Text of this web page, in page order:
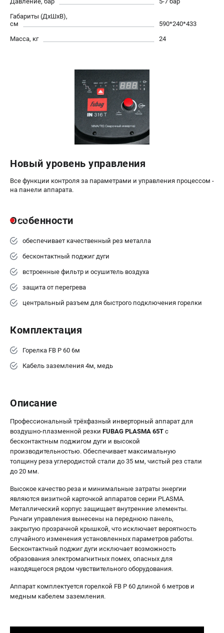
+7 (812) 317-60-57
проспект Александровской Фермы, 29АЛ
8 (812) 317-60-57
Режим работы колл-центра:
пн-пт - с 9:00 до 18:00
сб - с 10:00 до 16:00
вс - выходной
ЗАКАЗ ЗАПЧАСТЕЙ
+7 (8112) 59-10-67
zakaz@fubagtorg.ru
Габариты (ДхШхВ),
см
590*240*433
Масса, кг
24
Новый уровень управления
Все функции контроля за параметрами и управления процессом -
на панели аппарата.
Особенности
обеспечивает качественный рез металла
бесконтактный поджиг дуги
встроенные фильтр и осушитель воздуха
защита от перегрева
центральный разъем для быстрого подключения горелки
Комплектация
Горелка FB P 60 6м
Кабель заземления 4м, медь
Описание
Профессиональный трёхфазный инверторный аппарат для
воздушно-плазменной резки FUBAG PLASMA 65T с
бесконтактным поджигом дуги и высокой
производительностью. Обеспечивает максимальную
толщину реза углеродистой стали до 35 мм, чистый рез стали
до 20 мм.
Высокое качество реза и минимальные затраты энергии
являются визитной карточкой аппаратов серии PLASMA.
Металлический корпус защищает внутренние элементы.
Рычаги управления вынесены на переднюю панель,
закрытую прозрачной крышкой, что исключает вероятность
случайного изменения установленных параметров работы.
Бесконтактный поджиг дуги исключает возможность
образования электромагнитных помех, опасных для
находящегося рядом чувствительного оборудования.
Аппарат комплектуется горелкой FB P 60 длиной 6 метров и
медным кабелем заземления.